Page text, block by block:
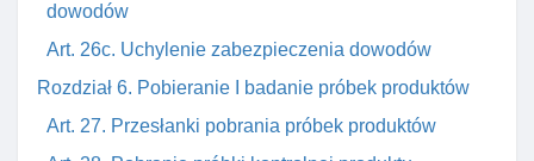
dowodów
Art. 26c. Uchylenie zabezpieczenia dowodów
Rozdział 6. Pobieranie I badanie próbek produktów
Art. 27. Przesłanki pobrania próbek produktów